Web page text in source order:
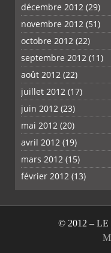
décembre 2012 (29)
novembre 2012 (51)
octobre 2012 (22)
septembre 2012 (11)
août 2012 (22)
juillet 2012 (17)
juin 2012 (23)
mai 2012 (20)
avril 2012 (19)
mars 2012 (15)
février 2012 (13)
© 2012 –